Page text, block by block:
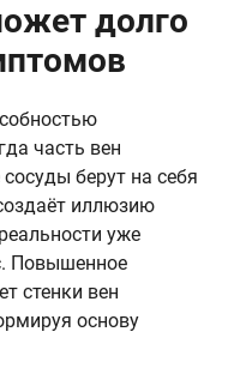
долго
часть вен
берут на себя
иллюзию
уже
Повышенное
стенки вен
основу